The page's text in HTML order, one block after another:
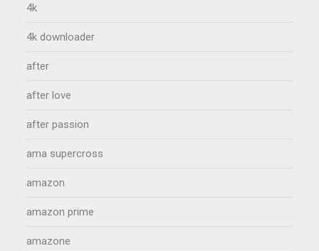
4k
4k downloader
after
after love
after passion
ama supercross
amazon
amazon prime
amazone